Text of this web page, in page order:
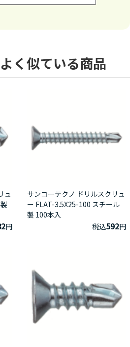
く似ている商品
ュ
円
サンコーテクノ ドリルスクリュ
ー FLAT-3.5X25-100 スチール
製 100本入
税込592円